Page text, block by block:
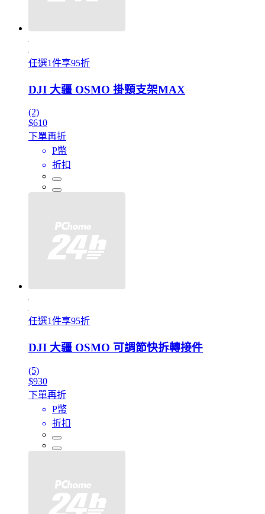
任選1件享95折
DJI 大疆 OSMO 掛頸支架MAX
(2)
$610
下單再折
P幣
折扣
任選1件享95折
DJI 大疆 OSMO 可調節快拆轉接件
(5)
$930
下單再折
P幣
折扣